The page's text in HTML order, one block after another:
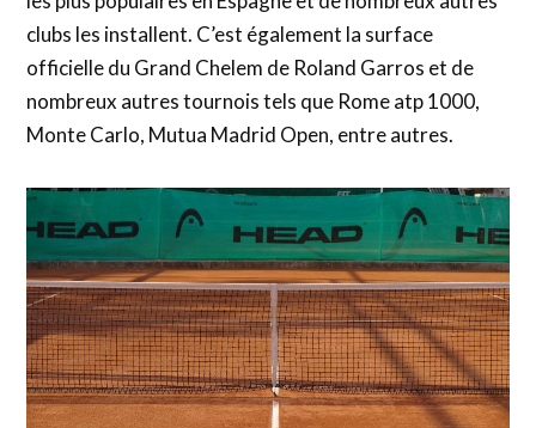
clubs les installent. C’est également la surface
officielle du Grand Chelem de Roland Garros et de
nombreux autres tournois tels que Rome atp 1000,
Monte Carlo, Mutua Madrid Open, entre autres.